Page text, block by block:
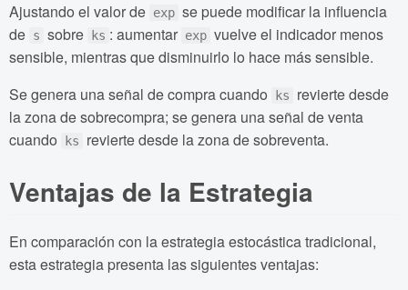
Ajustando el valor de exp se puede modificar la influencia
de s sobre ks : aumentar exp vuelve el indicador menos
sensible, mientras que disminuirlo lo hace más sensible.
Se genera una señal de compra cuando
ks
revierte desde
la zona de sobrecompra; se genera una señal de venta
cuando
ks revierte desde la zona de sobreventa.
Ventajas de la Estrategia
En comparación con la estrategia estocástica tradicional,
esta estrategia presenta las siguientes ventajas: